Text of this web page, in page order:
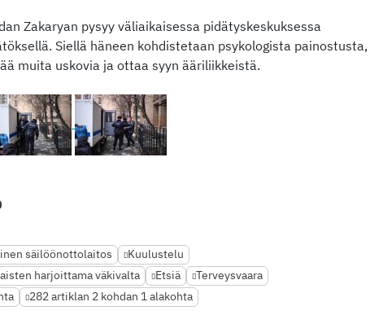
Zakaryan pysyy väliaikaisessa pidätyskeskuksessa
Siellä häneen kohdistetaan psykologista painostusta,
muita uskovia ja ottaa syyn ääriliikkeistä.
säilöönottolaitos
Kuulustelu
harjoittama väkivalta
Etsiä
Terveysvaara
282 artiklan 2 kohdan 1 alakohta